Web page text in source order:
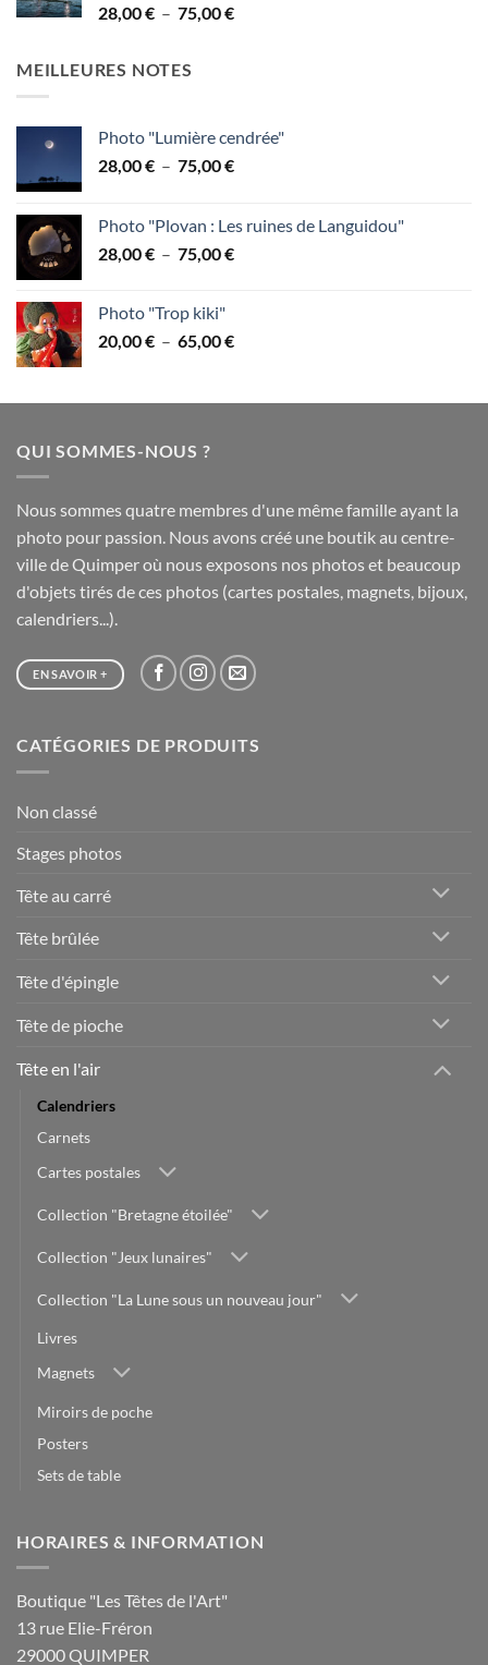
à
28,00€ – 75,00€Plage
MEILLEURES NOTES
Photo "Lumière cendrée"
28,00€ – 75,00€Plage
28,00 €
à
Photo "Plovan : Les ruines de Languidou"
28,00€ – 75,00€Plage
à
Photo "Trop kiki"
20,00€ – 65,00€Plage
20,00 €
QUI SOMMES-NOUS ?
Nous sommes quatre membres d'une même famille ayant la
photo pour passion. Nous avons créé une boutik au centre-
ville de Quimper où nous exposons nos photos et beaucoup
d'objets tirés de ces photos (cartes postales, magnets, bijoux,
calendriers...).
EN SAVOIR +
CATÉGORIES DE PRODUITS
Non classé
Stages photos
Tête au carré
Tête brûlée
Tête d'épingle
Tête de pioche
Tête en l'air
Calendriers
Carnets
Cartes postales
Collection "Bretagne étoilée"
Collection "Jeux lunaires"
Collection "La Lune sous un nouveau jour"
Livres
Magnets
Miroirs de poche
Posters
Sets de table
HORAIRES & INFORMATION
Boutique "Les Têtes de l'Art"
13 rue Elie-Fréron
29000 QUIMPER